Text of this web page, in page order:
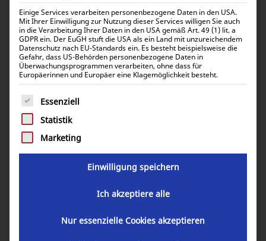
Wahlweise Scroll- oder Kolbenkompressor
Hohe Kühlleistung von 9 kW / 30.000 BTU/h
Einfache und schnelle Montage „Plug and Cool“
SLIDES: Schnelle Wartung, schnelle Installation
Kältemittelschnellkupplungen, vorgefüllt
Sehr kleine Abmessungen, geringes Gewicht
Optionaler Betrieb mit Inverter
Informative PDF Datei zur Kompact Klimaanlage
Einige Services verarbeiten personenbezogene Daten in den USA.
Mit Ihrer Einwilligung zur Nutzung dieser Services willigen Sie auch
in die Verarbeitung Ihrer Daten in den USA gemäß Art. 49 (1) lit. a
GDPR ein. Der EuGH stuft die USA als ein Land mit unzureichendem
Datenschutz nach EU-Standards ein. Es besteht beispielsweise die
Gefahr, dass US-Behörden personenbezogene Daten in
Überwachungsprogrammen verarbeiten, ohne dass für
Europäerinnen und Europäer eine Klagemöglichkeit besteht.
Es folgt eine Liste der Service-Gruppen, für die eine
Essenziell
Statistik
Marketing
Einwilligung speichern
Ich akzeptiere alle
Nur essenzielle Cookies akzeptieren